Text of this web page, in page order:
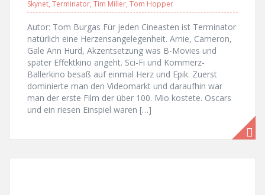
Skynet, Terminator, Tim Miller, Tom Hopper
Autor: Tom Burgas Für jeden Cineasten ist Terminator
natürlich eine Herzensangelegenheit. Arnie, Cameron,
Gale Ann Hurd, Akzentsetzung was B-Movies und
später Effektkino angeht. Sci-Fi und Kommerz-
Ballerkino besaß auf einmal Herz und Epik. Zuerst
dominierte man den Videomarkt und daraufhin war
man der erste Film der über 100. Mio kostete. Oscars
und ein riesen Einspiel waren […]